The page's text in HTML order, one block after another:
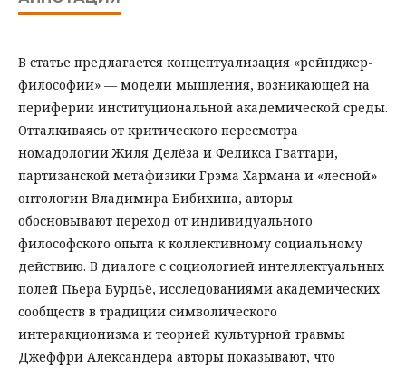
В статье предлагается концептуализация «рейнджер-
философии» — модели мышления, возникающей на
периферии институциональной академической среды.
Отталкиваясь от критического пересмотра
номадологии Жиля Делёза и Феликса Гваттари,
партизанской метафизики Грэма Хармана и «лесной»
онтологии Владимира Бибихина, авторы
обосновывают переход от индивидуального
философского опыта к коллективному социальному
действию. В диалоге с социологией интеллектуальных
полей Пьера Бурдьё, исследованиями академических
сообществ в традиции символического
интеракционизма и теорией культурной травмы
Джеффри Александера авторы показывают, что